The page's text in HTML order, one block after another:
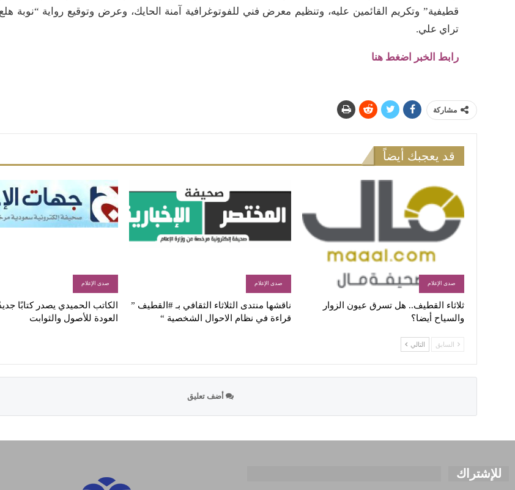
قطيفية” وتكريم القائمين عليه، وتنظيم معرض فني للفوتوغرافية آمنة الحايك، وعرض وتوقيع رواية “نوبة
تراي علي.
رابط الخبر اضغط هنا
مشاركة
قد يعجبك أيضاً
صدى الإعلام
ثلاثاء القطيف.. هل تسرق عيون الزوار
والسياح أيضا؟
صدى الإعلام
ناقشها منتدى الثلاثاء الثقافي بـ #القطيف ”
قراءة في نظام الاحوال الشخصية “
صدى الإعلام
الكاتب الحميدي يصدر كتابًا
العودة للأصول والثوابت
السابق التالي
أضف تعليق
للإشتراك